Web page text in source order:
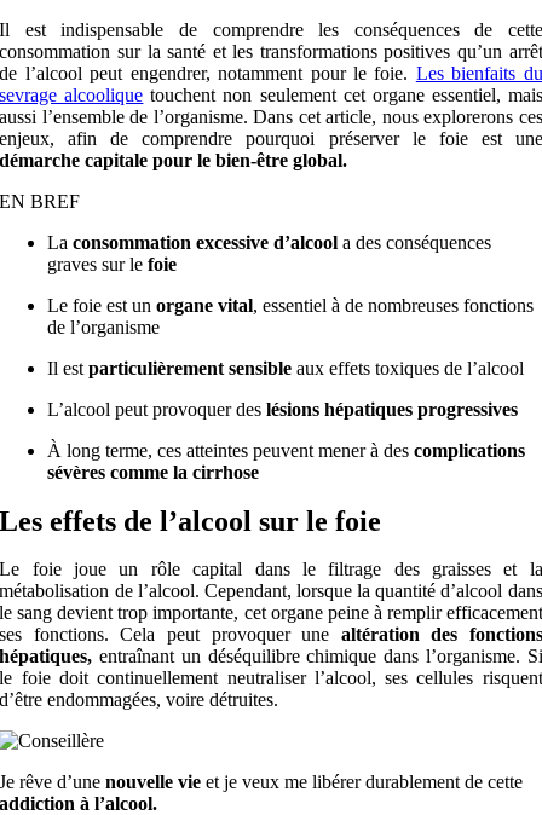
Il est indispensable de comprendre les conséquences de cette
consommation sur la santé et les transformations positives qu’un arrêt
de l’alcool peut engendrer, notamment pour le foie. Les bienfaits du
sevrage alcoolique touchent non seulement cet organe essentiel, mais
aussi l’ensemble de l’organisme. Dans cet article, nous explorerons ces
enjeux, afin de comprendre pourquoi préserver le foie est une
démarche capitale pour le bien-être global.
EN BREF
Laconsommation excessive d’alcool a des conséquences
graves sur lefoie
Le foie est unorgane vital, essentiel à de nombreuses fonctions
de l’organisme
Il estparticulièrement sensible aux effets toxiques de l’alcool
L’alcool peut provoquer deslésions hépatiques progressives
À long terme, ces atteintes peuvent mener à descomplications
sévères comme la cirrhose
Les effets de l’alcool sur le foie
Le foie joue un rôle capital dans le filtrage des graisses et la
métabolisation de l’alcool. Cependant, lorsque la quantité d’alcool dans
le sang devient trop importante, cet organe peine à remplir efficacement
ses fonctions. Cela peut provoquer une altération des fonctions
hépatiques, entraînant un déséquilibre chimique dans l’organisme. Si
le foie doit continuellement neutraliser l’alcool, ses cellules risquent
d’être endommagées, voire détruites.
Je rêve d’unenouvelle vie et je veux me libérer durablement de cette
addiction à l’alcool.